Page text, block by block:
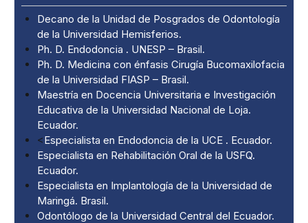
Decano de la Unidad de Posgrados de Odontología
de la Universidad Hemisferios.
Ph. D. Endodoncia . UNESP – Brasil.
Ph. D. Medicina con énfasis Cirugía Bucomaxilofacia
de la Universidad FIASP – Brasil.
Maestría en Docencia Universitaria e Investigación
Educativa de la Universidad Nacional de Loja.
Ecuador.
<Especialista en Endodoncia de la UCE . Ecuador.
Especialista en Rehabilitación Oral de la USFQ.
Ecuador.
Especialista en Implantología de la Universidad de
Maringá. Brasil.
Odontólogo de la Universidad Central del Ecuador.